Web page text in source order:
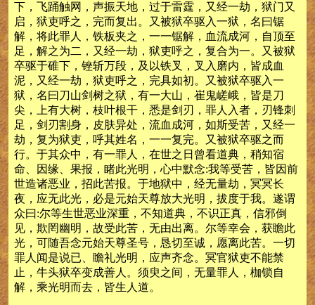
下，飞踊触网，声振天地，过于雷霆，又经一劫，狱门又
启，狱吏呼之，完而复出。又被狱卒驱入一狱，名曰锯
解，将此罪人，铁板夹之，一一锯解，血流成河，自顶至
足，解之为二，又经一劫，狱吏呼之，复合为一。又被狱
卒驱于碓下，锉斩万段，及以铁叉，叉入磨内，皆成血
泥，又经一劫，狱吏呼之，完具如初。又被狱卒驱入一
狱，名曰刀山剑树之狱，有一大山，崔鬼嵯峨，皆是刀
尖，上有大树，枝叶根干，悉是剑刃，罪人入者，刃锋刺
足，剑刃割身，皮肤异处，流血成河，如斯受苦，又经一
劫，复为狱吏，呼其姓名，一一复完。又被狱卒驱之而
行。于其众中，有一罪人，在世之日曾看道典，稍知宿
命、因缘、果报，睹此光明，心中默念:我等受苦，皆因前
世造诸恶业，招此苦报。于地狱中，经无量劫，冥冥长
夜，应无此光，必是元始天尊放大光明，拔度于我。遂谓
众曰:尔等生世恶业深重，不知道典，不识正真，信邪倒
见，欺罔幽明，故受此苦，无由出离。尔等幸会，获瞻此
光，可随吾念元始天尊圣号，恳切至诚，愿离此苦。一切
罪人闻是说已、瞻礼光明，应声齐念。冥官狱吏不能禁
止，牛头狱卒变成善人。须臾之间，无量罪人，枷锁自
解，乘光明而去，皆生人道。